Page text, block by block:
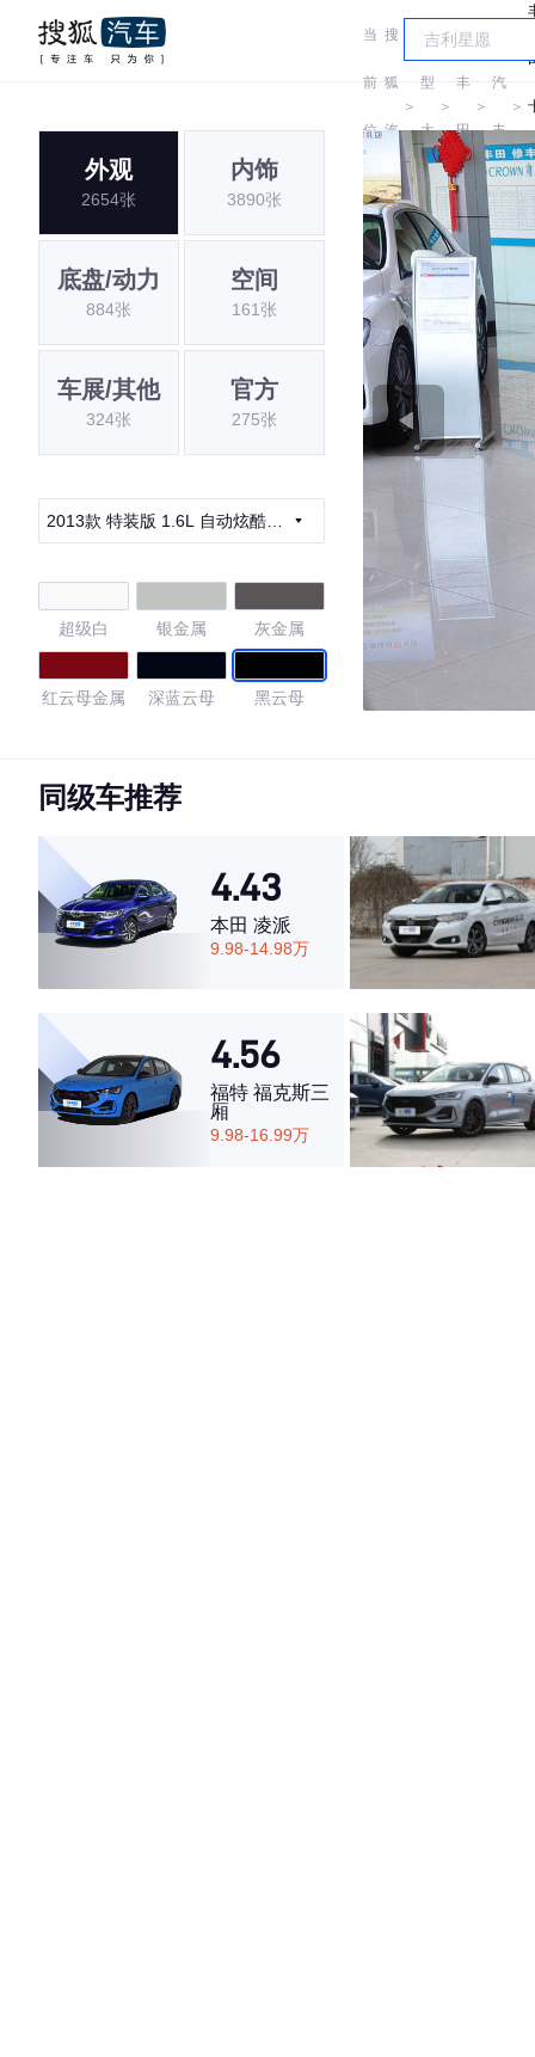
当
前
位
置:
搜
狐
汽
车
＞
车
型
大
全
＞
丰
田
＞
汽
丰
田
＞
外观
2654张
内饰
3890张
底盘/动力
884张
空间
161张
车展/其他
324张
官方
275张
2013款 特装版 1.6L 自动炫酷型
超级白 银金属 灰金属
红云母金属 深蓝云母 黑云母
色
4.74
·外观表现较为优秀，优于65%同级车
·空间表现较为优秀，优于77%同级车
同级车推荐
4.43
本田 凌派
9.98-14.98万
4.56
福特 福克斯三
厢
9.98-16.99万